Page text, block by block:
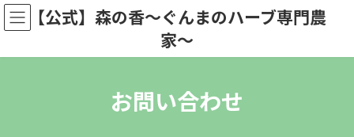
コ
ン
ン
ナ
ビ
ー
【公式】森の香〜ぐんまのハーブ専門農
家〜
お問い合わせ